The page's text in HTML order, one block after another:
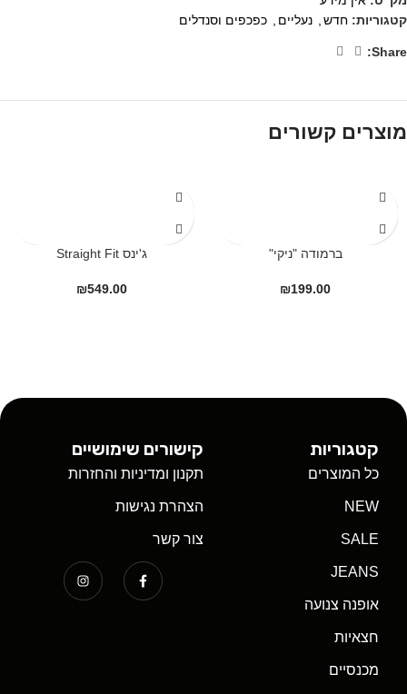
קטגוריות: חדש נעליים כפכפים וסנדלים
Share:
מוצרים קשורים
ברמודה "ניקי"
₪199.00
ג'ינס Straight Fit
₪549.00
קטגוריות
כל המוצרים
NEW
SALE
JEANS
אופנה צנועה
חצאיות
מכנסיים
קישורים שימושיים
תקנון ומדיניות והחזרות
הצהרת נגישות
צור קשר